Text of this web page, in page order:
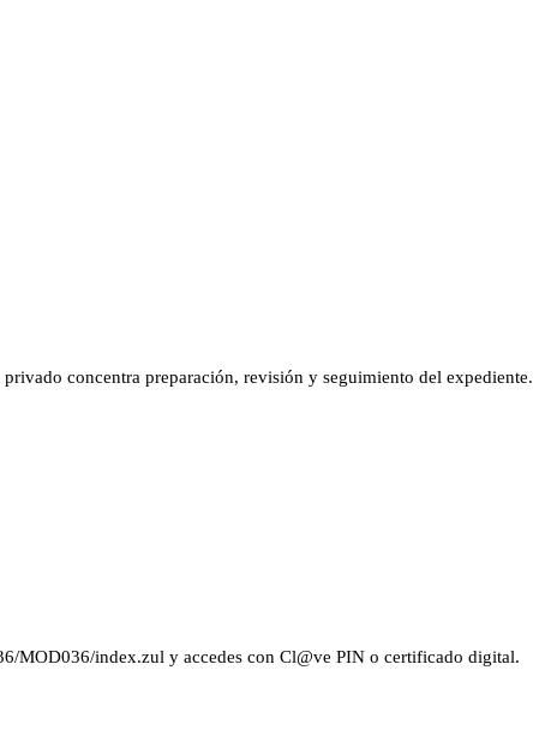
concentra preparación, revisión y seguimiento del expediente.
MOD036/index.zul y accedes con Cl@ve PIN o certificado digital.